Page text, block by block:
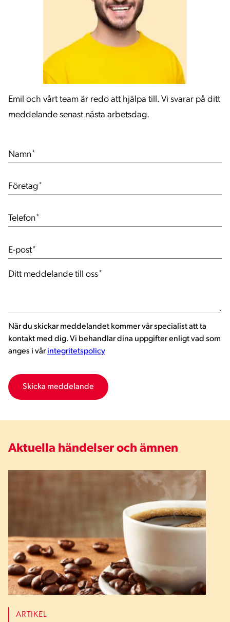
Emil och vårt team är redo att hjälpa till. Vi svarar på ditt
meddelande senast nästa arbetsdag.
Namn*
Företag*
Telefon*
E-post*
Ditt meddelande till oss*
När du skickar meddelandet kommer vår specialist att ta
kontakt med dig. Vi behandlar dina uppgifter enligt vad som
anges i vårintegritetspolicy
Aktuella händelser och ämnen
ARTIKEL